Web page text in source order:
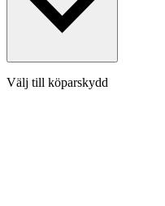
Välj till köparskydd